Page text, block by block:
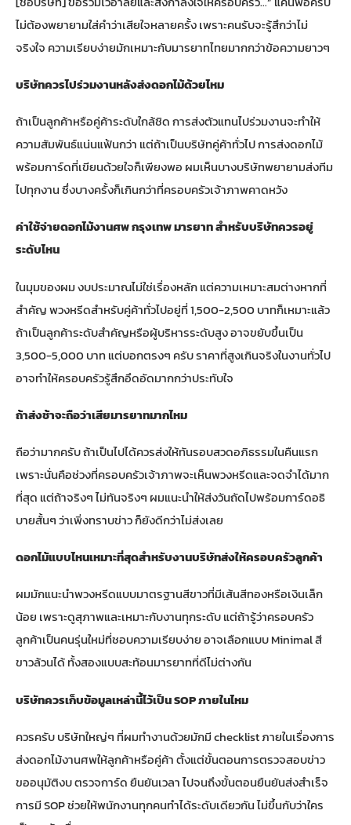
ไม่ต้องพยายามใส่คำว่าเสียใจหลายครั้ง เพราะคนรับจะรู้สึกว่าไม่
จริงใจ ความเรียบง่ายมักเหมาะกับมารยาทไทยมากกว่าข้อความยาวๆ
บริษัทควรไปร่วมงานหลังส่งดอกไม้ด้วยไหม
ถ้าเป็นลูกค้าหรือคู่ค้าระดับใกล้ชิด การส่งตัวแทนไปร่วมงานจะทำให้
ความสัมพันธ์แน่นแฟ้นกว่า แต่ถ้าเป็นบริษัทคู่ค้าทั่วไป การส่งดอกไม้
พร้อมการ์ดที่เขียนด้วยใจก็เพียงพอ ผมเห็นบางบริษัทพยายามส่งทีม
ไปทุกงาน ซึ่งบางครั้งก็เกินกว่าที่ครอบครัวเจ้าภาพคาดหวัง
ค่าใช้จ่ายดอกไม้งานศพ กรุงเทพ มารยาท สำหรับบริษัทควรอยู่
ระดับไหน
ในมุมของผม งบประมาณไม่ใช่เรื่องหลัก แต่ความเหมาะสมต่างหากที่
สำคัญ พวงหรีดสำหรับคู่ค้าทั่วไปอยู่ที่ 1,500-2,500 บาทก็เหมาะแล้ว
ถ้าเป็นลูกค้าระดับสำคัญหรือผู้บริหารระดับสูง อาจขยับขึ้นเป็น
3,500-5,000 บาท แต่บอกตรงๆ ครับ ราคาที่สูงเกินจริงในงานทั่วไป
อาจทำให้ครอบครัวรู้สึกอึดอัดมากกว่าประทับใจ
ถ้าส่งช้าจะถือว่าเสียมารยาทมากไหม
ถือว่ามากครับ ถ้าเป็นไปได้ควรส่งให้ทันรอบสวดอภิธรรมในคืนแรก
เพราะนั่นคือช่วงที่ครอบครัวเจ้าภาพจะเห็นพวงหรีดและจดจำได้มาก
ที่สุด แต่ถ้าจริงๆ ไม่ทันจริงๆ ผมแนะนำให้ส่งวันถัดไปพร้อมการ์ดอธิ
บายสั้นๆ ว่าเพิ่งทราบข่าว ก็ยังดีกว่าไม่ส่งเลย
ดอกไม้แบบไหนเหมาะที่สุดสำหรับงานบริษัทส่งให้ครอบครัวลูกค้า
ผมมักแนะนำพวงหรีดแบบมาตรฐานสีขาวที่มีเส้นสีทองหรือเงินเล็ก
น้อย เพราะดูสุภาพและเหมาะกับงานทุกระดับ แต่ถ้ารู้ว่าครอบครัว
ลูกค้าเป็นคนรุ่นใหม่ที่ชอบความเรียบง่าย อาจเลือกแบบ Minimal สี
ขาวล้วนได้ ทั้งสองแบบสะท้อนมารยาทที่ดีไม่ต่างกัน
บริษัทควรเก็บข้อมูลเหล่านี้ไว้เป็น SOP ภายในไหม
ควรครับ บริษัทใหญ่ๆ ที่ผมทำงานด้วยมักมี checklist ภายในเรื่องการ
ส่งดอกไม้งานศพให้ลูกค้าหรือคู่ค้า ตั้งแต่ขั้นตอนการตรวจสอบข่าว
ขออนุมัติงบ ตรวจการ์ด ยืนยันเวลา ไปจนถึงขั้นตอนยืนยันส่งสำเร็จ
การมี SOP ช่วยให้พนักงานทุกคนทำได้ระดับเดียวกัน ไม่ขึ้นกับว่าใคร